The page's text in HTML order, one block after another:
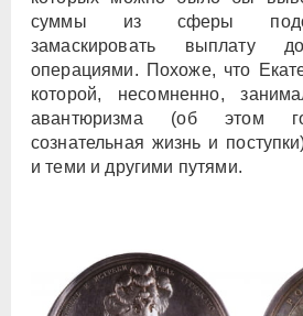
суммы из сферы
замаскировать выплату
операциями. Похоже, что
которой, несомненно,
авантюризма (об этом
сознательная жизнь и
и теми и другими путями.